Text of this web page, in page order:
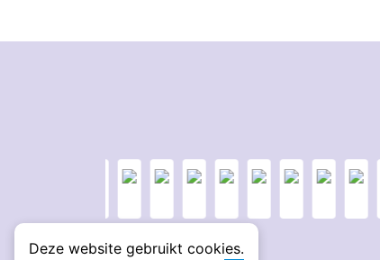
Deze website gebruikt cookies.